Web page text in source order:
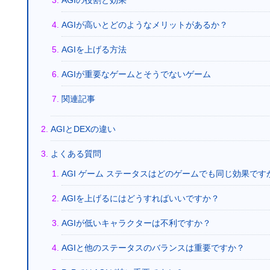
AGIが高いとどのようなメリットがあるか？
AGIを上げる方法
AGIが重要なゲームとそうでないゲーム
関連記事
AGIとDEXの違い
よくある質問
AGI ゲーム ステータスはどのゲームでも同じ効果です
AGIを上げるにはどうすればいいですか？
AGIが低いキャラクターは不利ですか？
AGIと他のステータスのバランスは重要ですか？